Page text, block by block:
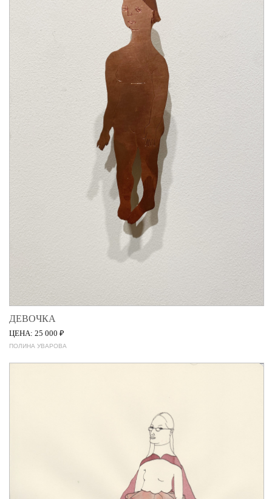
ДЕВОЧКА
ЦЕНА: 25 000 ₽
ПОЛИНА УВАРОВА